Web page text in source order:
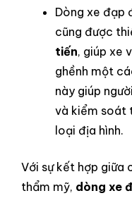
Dòng xe đạp
cũng được
tiến, giúp xe
ghềnh một
này giúp
và kiểm soát
loại địa hình.
Với sự kết hợp giữa
thẩm mỹ, dòng xe